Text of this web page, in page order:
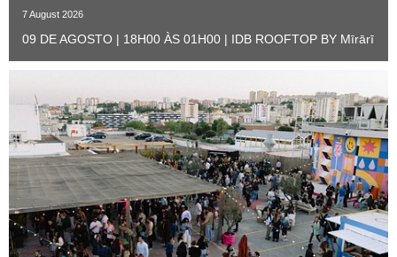
7 August 2026
09 DE AGOSTO | 18H00 ÀS 01H00 | IDB ROOFTOP BY Mīrārī